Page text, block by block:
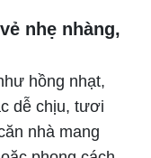
nhẹ nhàng,
hồng nhạt,
dễ chịu, tươi
nhà mang